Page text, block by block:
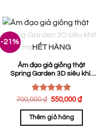
-21%
HẾT HÀNG
Âm đạo giả giống thật
Spring Garden 3D siêu khít
mềm mịn
Được xếp
5 sao
700,000₫ Giá
là:
700,000 ₫.
550,000₫
Thêm giỏ hàng